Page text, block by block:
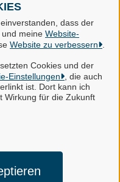
dass der
meine Website-
Website zu verbessern
Cookies und der
Einstellungen
, die auch
ist. Dort kann ich
Wirkung für die Zukunft